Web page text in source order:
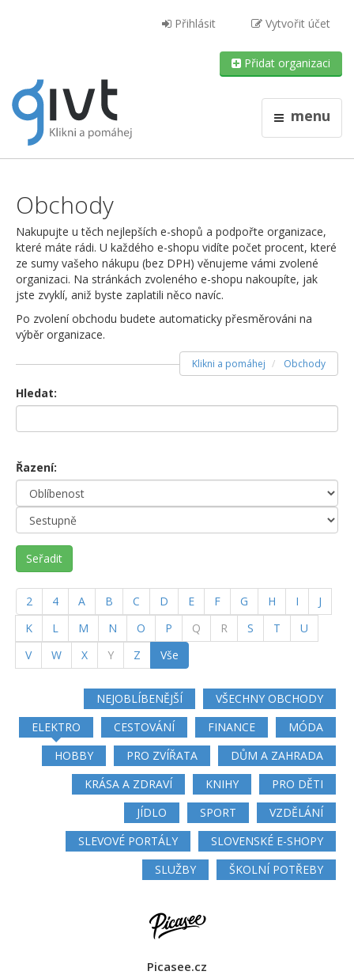
Přihlásit Vytvořit účet
Přidat organizaci
menu
Obchody
Nakupujte u těch nejlepších e-shopů a podpořte organizace,
které máte rádi. U každého e-shopu vidíte počet procent, které
ze sumy vašeho nákupu (bez DPH) věnujeme vámi zvolené
organizaci. Na stránkách zvoleného e-shopu nakoupíte, jak
jste zvyklí, aniž byste zaplatili něco navíc.
Po zvolení obchodu budete automaticky přesměrováni na
výběr organizace.
Klikni a pomáhej Obchody
Hledat:
Řazení:
Seřadit
2 4 A B C D E F G H I
J
K
L M N O P Q R S T
U
V
W X Y Z Vše
NEJOBLÍBENĚJŠÍ
VŠECHNY OBCHODY
ELEKTRO
CESTOVÁNÍ FINANCE
MÓDA
HOBBY
PRO ZVÍŘATA
DŮM A ZAHRADA
KRÁSA A ZDRAVÍ
KNIHY
PRO DĚTI
JÍDLO
SPORT
VZDĚLÁNÍ
SLEVOVÉ PORTÁLY
SLOVENSKÉ E-SHOPY
SLUŽBY
ŠKOLNÍ POTŘEBY
Picasee.cz